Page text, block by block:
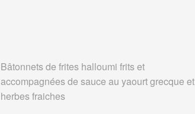
Bâtonnets de frites halloumi frits et
accompagnées de sauce au yaourt grecque et
herbes fraiches